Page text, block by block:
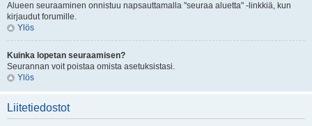
Alueen seuraaminen onnistuu napsauttamalla "seuraa aluetta" -linkkiä, kun
kirjaudut forumille.
Ylös
Kuinka lopetan seuraamisen?
Seurannan voit poistaa omista asetuksistasi.
Ylös
Liitetiedostot